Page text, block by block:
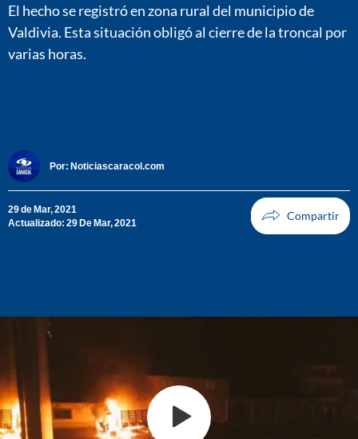
El hecho se registró en zona rural del municipio de
Valdivia. Esta situación obligó al cierre de la troncal por
varias horas.
Por: Noticiascaracol.com
29 de Mar, 2021
Actualizado: 29 De Mar, 2021